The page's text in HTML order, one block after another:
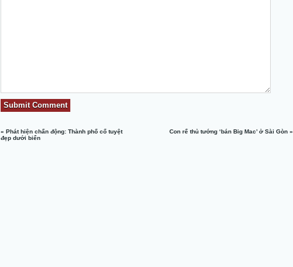
«Phát hiện chấn động: Thành phố cổ tuyệt
đẹp dưới biển
Con rể thủ tướng ‘bán Big Mac’ ở Sài Gòn»